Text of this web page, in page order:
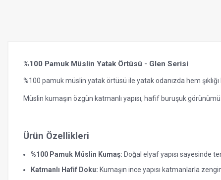
%100 Pamuk Müslin Yatak Örtüsü - Glen Serisi
%100 pamuk müslin yatak örtüsü ile yatak odanızda hem şıklığı
Müslin kumaşın özgün katmanlı yapısı, hafif buruşuk
Ürün Özellikleri
%100 Pamuk Müslin Kumaş: Doğal elyaf yapısı sayesinde
Katmanlı Hafif Doku: Kumaşın ince yapısı katmanlarla